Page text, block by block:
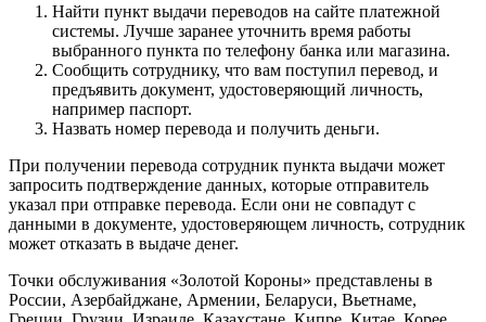
Найти пункт выдачи переводов на сайте платежной
системы. Лучше заранее уточнить время работы
выбранного пункта по телефону банка или магазина.
Сообщить сотруднику, что вам поступил перевод, и
предъявить документ, удостоверяющий личность,
например паспорт.
Назвать номер перевода и получить деньги.
При получении перевода сотрудник пункта выдачи может
запросить подтверждение данных, которые отправитель
указал при отправке перевода. Если они не совпадут с
данными в документе, удостоверяющем личность, сотрудник
может отказать в выдаче денег.
Точки обслуживания «Золотой Короны» представлены в
России, Азербайджане, Армении, Беларуси, Вьетнаме,